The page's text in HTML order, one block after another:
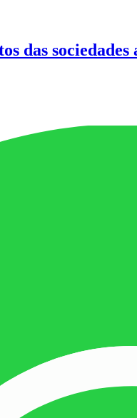
das sociedades